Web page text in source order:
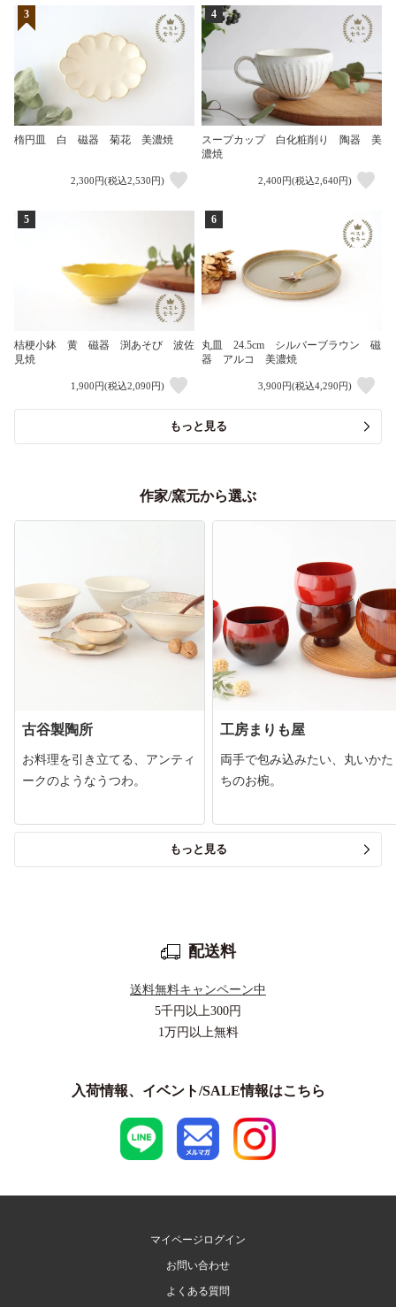
3
楕円皿 白 磁器 菊花 美濃焼
2,300円(税込2,530円)
4
スープカップ 白化粧削り 陶器 美
濃焼
2,400円(税込2,640円)
5
桔梗小鉢 黄 磁器 渕あそび 波佐
見焼
1,900円(税込2,090円)
6
丸皿 24.5cm シルバーブラウン 磁
器 アルコ 美濃焼
3,900円(税込4,290円)
もっと見る
作家/窯元から選ぶ
古谷製陶所
お料理を引き立てる、アンティ
ークのようなうつわ。
工房まりも屋
両手で包み込みたい、丸いかた
ちのお椀。
もっと見る
配送料
送料無料キャンペーン中
5千円以上300円
1万円以上無料
入荷情報、イベント/SALE情報はこちら
マイページログイン
お問い合わせ
よくある質問